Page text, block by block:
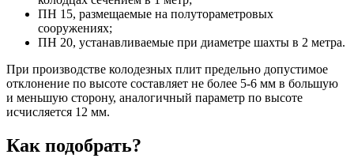
ПН 15, размещаемые на полутораметровых
сооружениях;
ПН 20, устанавливаемые при диаметре шахты в 2 метра.
При производстве колодезных плит предельно допустимое
отклонение по высоте составляет не более 5-6 мм в большую
и меньшую сторону, аналогичный параметр по высоте
исчисляется 12 мм.
Как подобрать?